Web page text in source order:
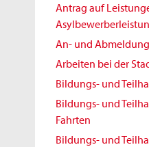
Antrag auf
An- und
Arbeiten bei der
Bildungs- und
Bildungs- und
Fahrten
Bildungs- und